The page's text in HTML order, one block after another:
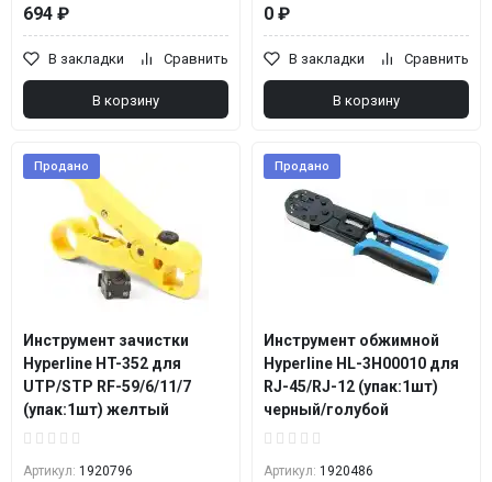
694 ₽
В закладки Сравнить
В корзину
0 ₽
В закладки Сравнить
В корзину
Продано
Инструмент зачистки
Hyperline HT-352 для
UTP/STP RF-59/6/11/7
(упак:1шт) желтый
Артикул: 1920796
Продано
Инструмент обжимной
Hyperline HL-3H00010 для
RJ-45/RJ-12 (упак:1шт)
черный/голубой
Артикул: 1920486